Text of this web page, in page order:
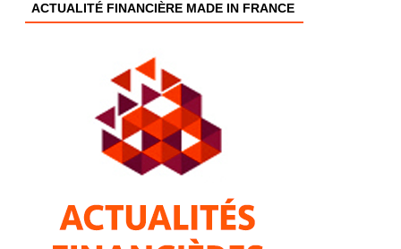
ACTUALITÉ FINANCIÈRE MADE IN FRANCE